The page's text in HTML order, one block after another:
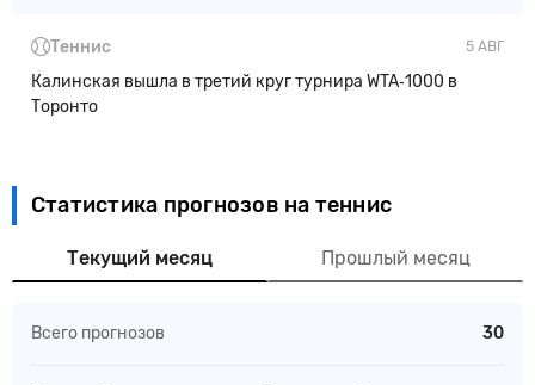
5 АВГ
Теннис
Калинская вышла в третий круг турнира WTA‑1000 в
Торонто
Статистика прогнозов на теннис
Текущий месяц Прошлый месяц
Всего прогнозов 30